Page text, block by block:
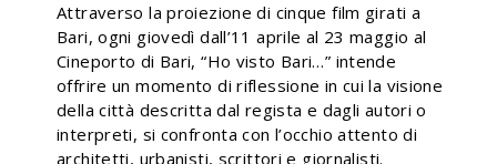
Attraverso la proiezione di cinque film girati a
Bari, ogni giovedì dall’11 aprile al 23 maggio al
Cineporto di Bari, “Ho visto Bari…” intende
offrire un momento di riflessione in cui la visione
della città descritta dal regista e dagli autori o
interpreti, si confronta con l’occhio attento di
architetti, urbanisti, scrittori e giornalisti.